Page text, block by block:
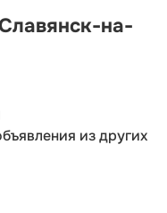
на-
из других